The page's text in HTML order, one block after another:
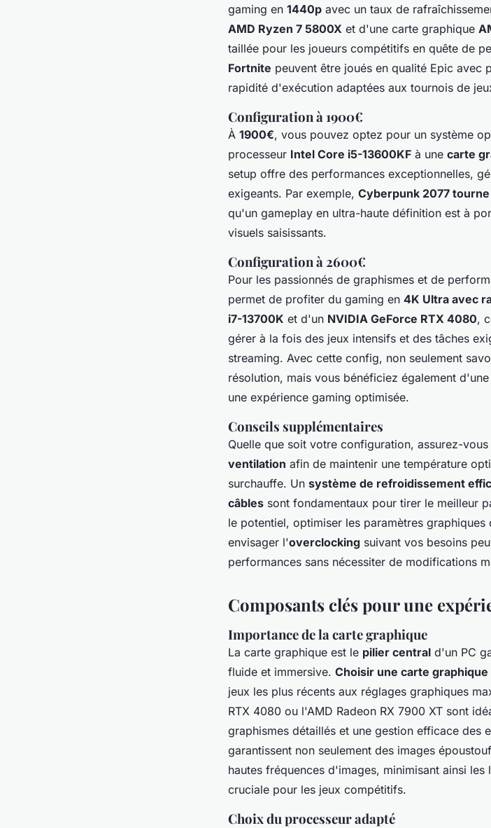
gaming en 1440p avec un taux de
AMD Ryzen 7 5800X et d'une carte graphique
taillée pour les joueurs compétitifs en quête de
Fortnite peuvent être joués en qualité Epic avec
rapidité d'exécution adaptées aux tournois de
Configuration à 1900€
À 1900€, vous pouvez optez pour un système
processeur Intel Core i5-13600KF à une carte
setup offre des performances exceptionnelles,
exigeants. Par exemple, Cyberpunk 2077 tourne
qu'un gameplay en ultra-haute définition est à
visuels saisissants.
Configuration à 2600€
Pour les passionnés de graphismes et de
permet de profiter du gaming en 4K Ultra avec
i7-13700K et d'un NVIDIA GeForce RTX 4080,
gérer à la fois des jeux intensifs et des tâches
streaming. Avec cette config, non seulement
résolution, mais vous bénéficiez également
une expérience gaming optimisée.
Conseils supplémentaires
Quelle que soit votre configuration, assurez-
ventilation afin de maintenir une température
surchauffe. Un système de refroidissement
câbles sont fondamentaux pour tirer le meilleur
le potentiel, optimiser les paramètres
envisager l'overclocking suivant vos besoins
performances sans nécessiter de modifications
Composants clés pour une
Importance de la carte graphique
La carte graphique est le pilier central d'un PC
fluide et immersive. Choisir une carte
jeux les plus récents aux réglages graphiques
RTX 4080 ou l'AMD Radeon RX 7900 XT sont
graphismes détaillés et une gestion efficace des
garantissent non seulement des images
hautes fréquences d'images, minimisant ainsi
cruciale pour les jeux compétitifs.
Choix du processeur adapté